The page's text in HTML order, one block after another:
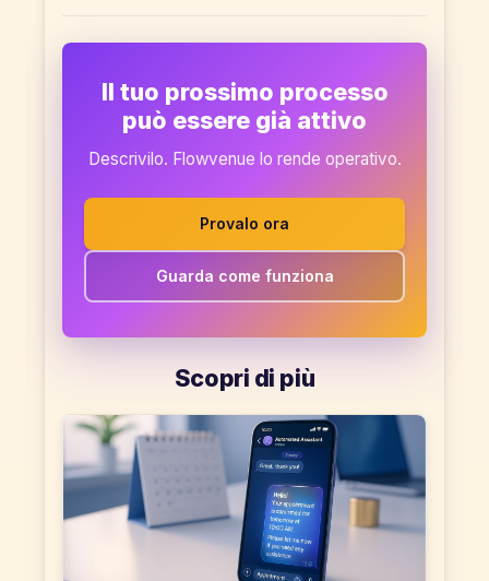
Il tuo prossimo processo
può essere già attivo
Descrivilo. Flowvenue lo rende operativo.
Provalo ora
Guarda come funziona
Scopri di più